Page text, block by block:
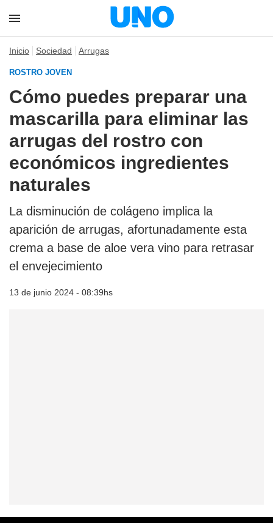
Inicio Sociedad Arrugas
ROSTRO JOVEN
Cómo puedes preparar una
mascarilla para eliminar las
arrugas del rostro con
económicos ingredientes
naturales
La disminución de colágeno implica la
aparición de arrugas, afortunadamente esta
crema a base de aloe vera vino para retrasar
el envejecimiento
13 de junio 2024 - 08:39hs